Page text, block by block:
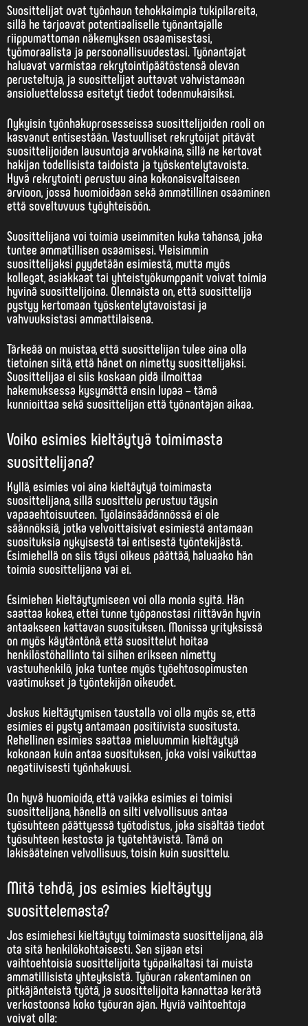
Suosittelijat ovattyönhaun tehokkaimpia tukipilareita
sillä he tarjoavat potentiaaliselle työnantajalle
riippumattoman näkemyksen osaamisestasi,
työmoraalista ja persoonallisuudestasi. Työnantajat
haluavat varmistaa rekrytointipäätöstensä olevan
perusteltuja, ja suosittelijat auttavat vahvistamaan
ansioluettelossa esitetyt tiedot todenmukaisiksi.
Nykyisin työnhakuprosesseissa suosittelijoiden rooli on
kasvanut entisestään. Vastuulliset rekrytoijat pitävät
suosittelijoiden lausuntoja arvokkaina, sillä ne kertovat
hakijan todellisista taidoista ja työskentelytavoista.
Hyvä rekrytointi perustuu aina kokonaisvaltaiseen
arvioon, jossa huomioidaan sekä ammatillinen osaaminen
että soveltuvuus työyhteisöön.
Suosittelijana voi toimia useimmiten kuka tahansa, joka
tuntee ammatillisen osaamisesi. Yleisimmin
suosittelijaksi pyydetäänesimiestä, mutta myös
kollegat, asiakkaat tai yhteistyökumppanit voivat toimia
hyvinä suosittelijoina. Olennaista on, että suosittelija
pystyy kertomaan työskentelytavoistasi ja
vahvuuksistasi ammattilaisena.
Tärkeää on muistaa, että suosittelijan tulee aina olla
tietoinen siitä, että hänet on nimetty suosittelijaksi.
Suosittelijaa ei siis koskaan pidä ilmoittaa
hakemuksessa kysymättä ensin lupaa – tämä
kunnioittaa sekä suosittelijan että työnantajan aikaa.
Voiko esimies kieltäytyä toimimasta
suosittelijana?
Kyllä, esimies voi aina kieltäytyä toimimasta
suosittelijana, sillä suosittelu perustuutäysin
vapaaehtoisuuteen. Työlainsäädännössä ei ole
säännöksiä, jotka velvoittaisivat esimiestä antamaan
suosituksia nykyisestä tai entisestä työntekijästä.
Esimiehellä on siis täysi oikeus päättää, haluaako hän
toimia suosittelijana vai ei.
Esimiehen kieltäytymiseen voi olla monia syitä. Hän
saattaa kokea, ettei tunne työpanostasi riittävän hyvin
antaakseen kattavan suosituksen. Monissa yrityksissä
on myös käytäntönä, että suosittelut hoitaa
henkilöstöhallinto tai siihen erikseen nimetty
vastuuhenkilö, joka tuntee myös työehtosopimusten
vaatimukset ja työntekijän oikeudet.
Joskus kieltäytymisen taustalla voi olla myös se, että
esimies ei pysty antamaan positiivista suositusta.
Rehellinen esimies saattaa mieluummin kieltäytyä
kokonaan kuin antaa suosituksen, joka voisi vaikuttaa
negatiivisesti työnhakuusi.
On hyvä huomioida, että vaikka esimies ei toimisi
suosittelijana, hänellä on silti velvollisuus antaa
työsuhteen päättyessä työtodistus, joka sisältää tiedot
työsuhteen kestosta ja työtehtävistä. Tämä on
lakisääteinen velvollisuus, toisin kuin suosittelu.
Mitä tehdä, jos esimies kieltäytyy
suosittelemasta?
Jos esimiehesi kieltäytyy toimimasta suosittelijana, älä
ota sitä henkilökohtaisesti. Sen sijaanetsi
vaihtoehtoisia suosittelijoita työpaikaltasi tai muista
ammatillisista yhteyksistä. Työuran rakentaminen on
pitkäjänteistä työtä, ja suosittelijoita kannattaa kerätä
verkostoonsa koko työuran ajan. Hyviä vaihtoehtoja
voivat olla: